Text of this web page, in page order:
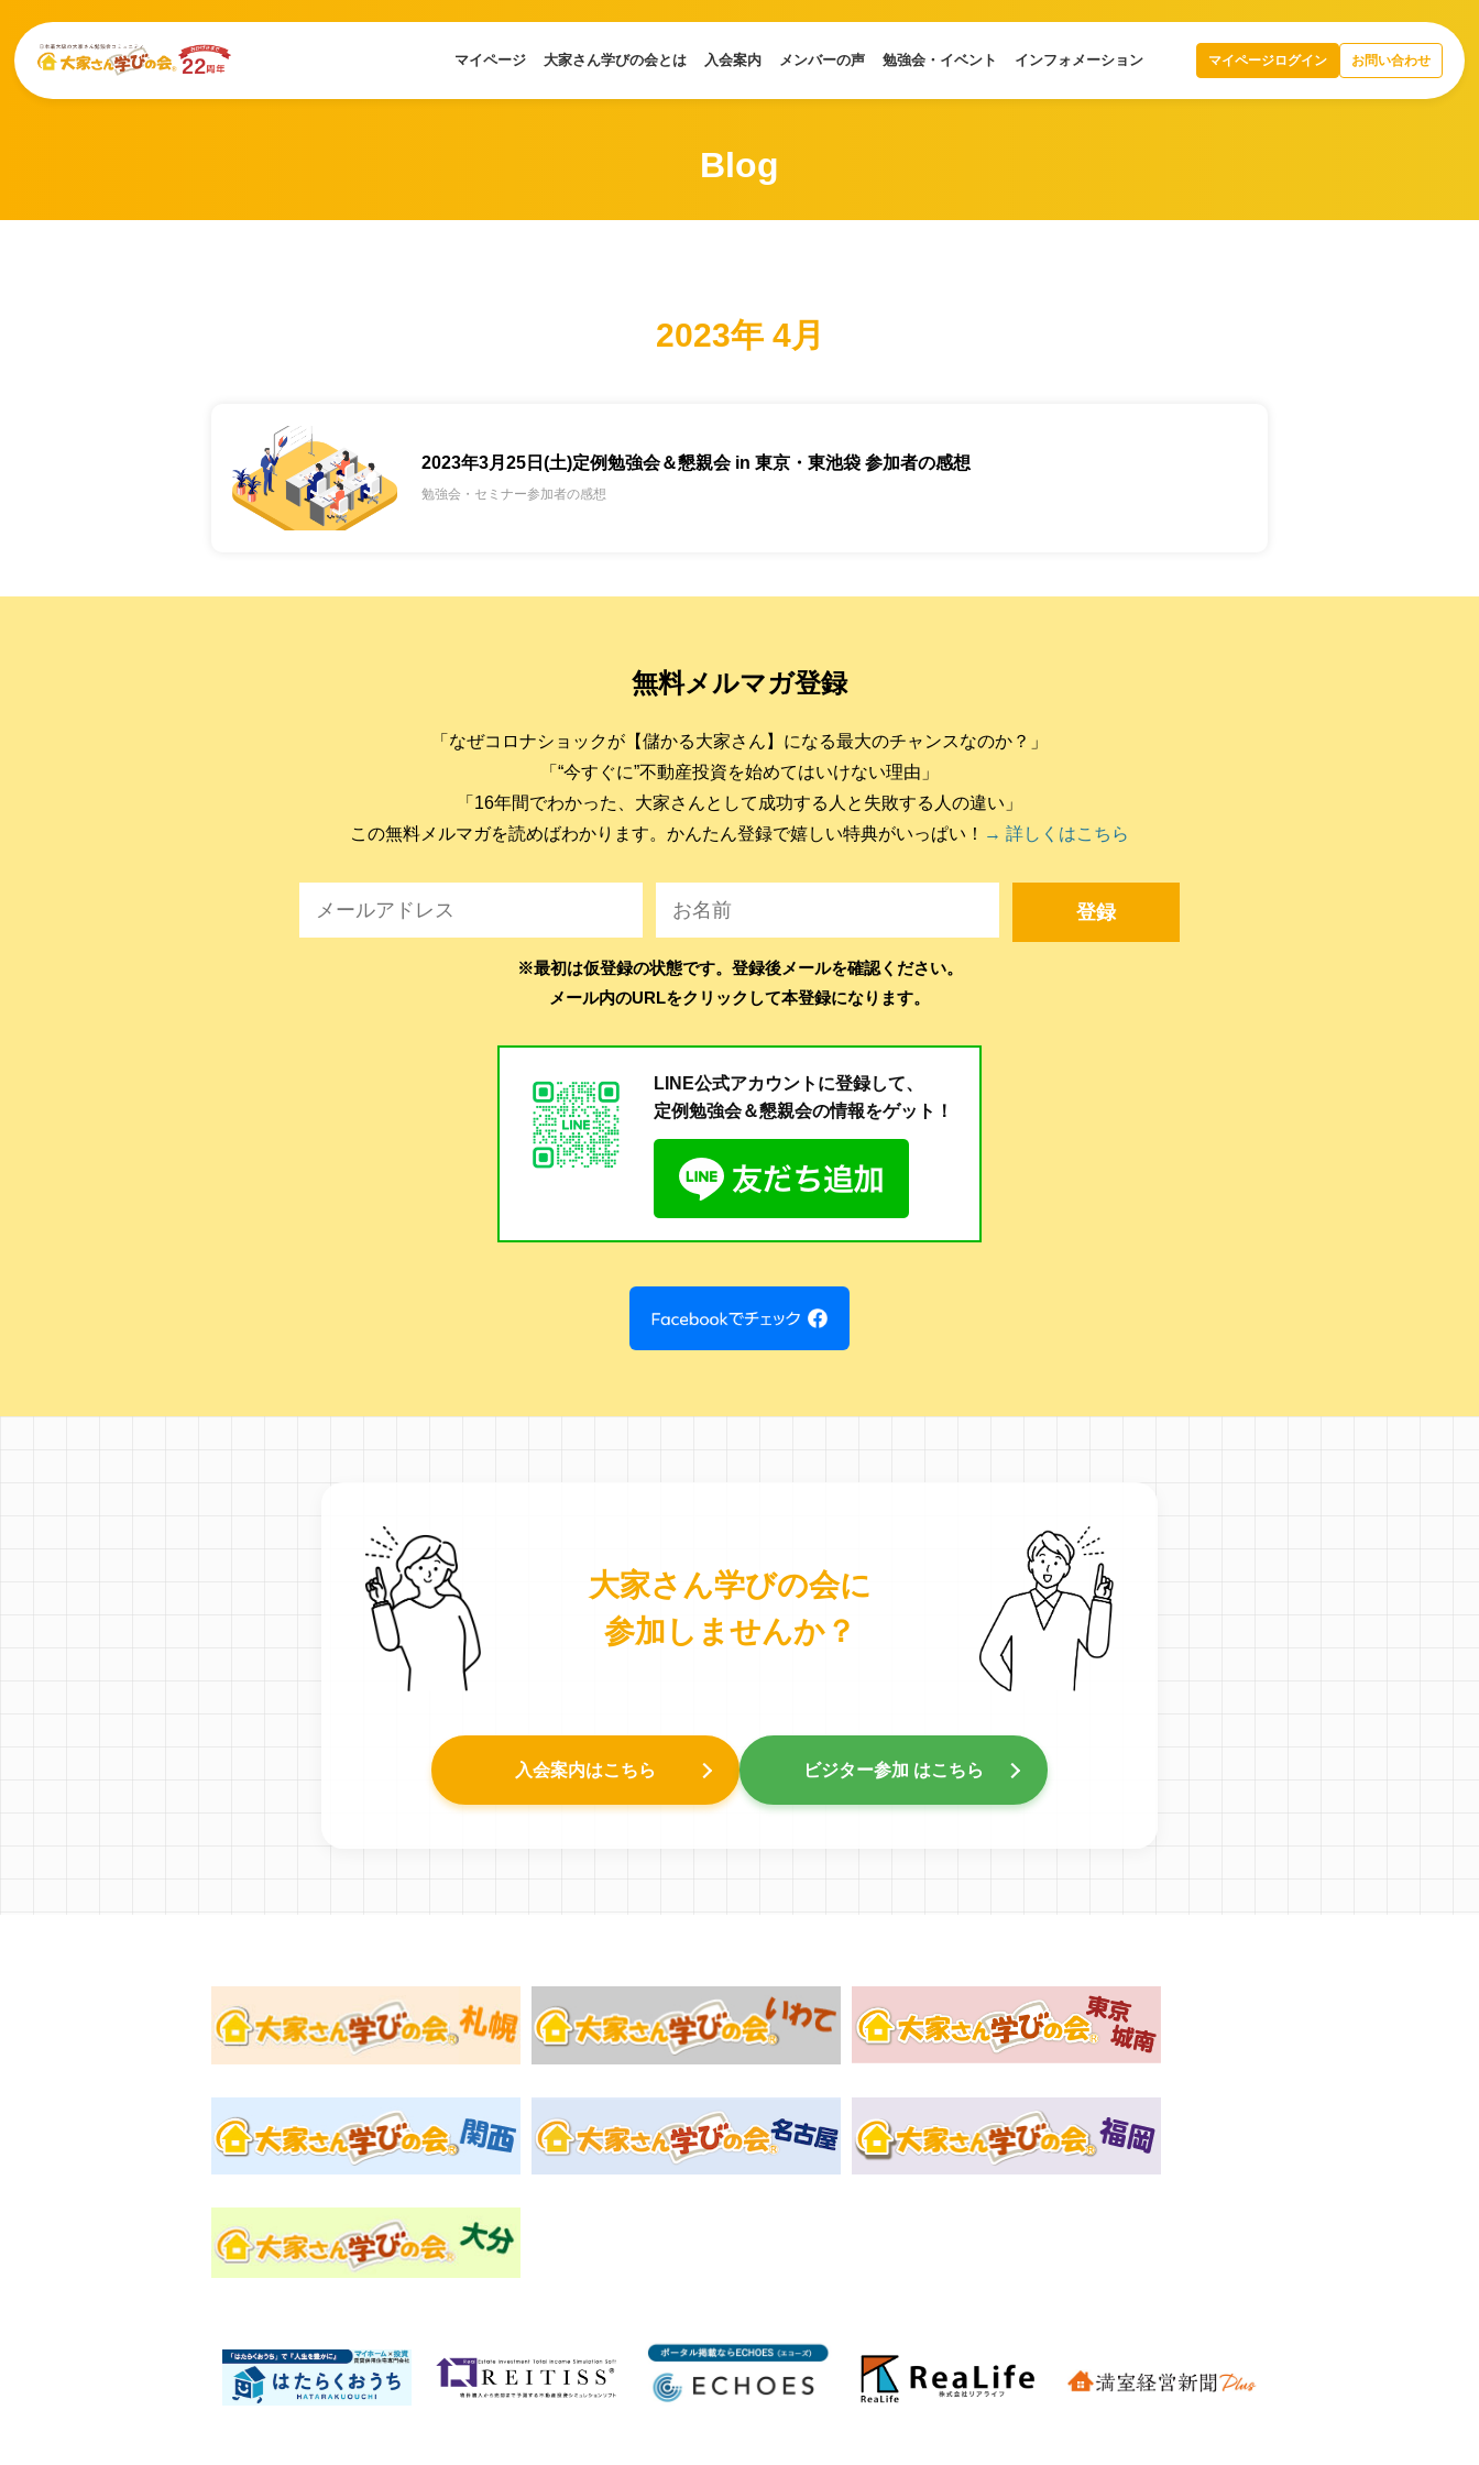
マイページ 大家さん学びの会とは 入会案内 メンバーの声 勉強会・イベント インフォメーション マイページログイン お問い合わせ
Blog
2023年 4月
2023年3月25日(土)定例勉強会＆懇親会 in 東京・東池袋 参加者の感想
勉強会・セミナー参加者の感想
無料メルマガ登録
「なぜコロナショックが【儲かる大家さん】になる最大のチャンスなのか？」
「“今すぐに”不動産投資を始めてはいけない理由」
「16年間でわかった、大家さんとして成功する人と失敗する人の違い」
この無料メルマガを読めばわかります。かんたん登録で嬉しい特典がいっぱい！ → 詳しくはこちら
※最初は仮登録の状態です。登録後メールを確認ください。
メール内のURLをクリックして本登録になります。
LINE公式アカウントに登録して、
定例勉強会＆懇親会の情報をゲット！
大家さん学びの会に
参加しませんか？
入会案内はこちら ビジター参加 はこちら